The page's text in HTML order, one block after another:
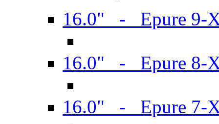
16.0" - Epure 9-
16.0" - Epure 8-
16.0" - Epure 7-